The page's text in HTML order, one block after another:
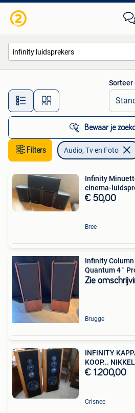
Alle afstanden…
Sorteer
Bewaar je
Filters Audio, Tv en Foto
Infinity
cinema-
€ 50,00
Bree
Infinity
Quantum 4 "
Zie
Brugge
INFINITY
KOOP...
€ 1.200,00
Crisnee